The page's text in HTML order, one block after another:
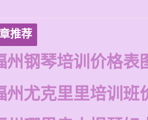
推荐
州钢琴培训价格表
州尤克里里培训班